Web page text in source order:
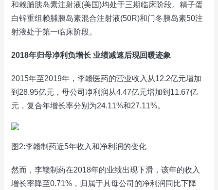
和赖脯胰岛素注射液(美国)均处于三期临床阶段。精子蛋
白锌重组赖脯胰岛素混合注射液(50R)和门冬胰岛素50注
射液处于第一临床阶段。
2018年归母净利负增长 业绩减速后现回暖迹象
2015年至2019年，李赣医药的营业收入从12.2亿元增加
到28.95亿元，母公司净利润从4.47亿元增加到11.67亿
元，复合年增长率分别为24.11%和27.11%。
图2:李赣制药近5年收入和净利润的变化
然而，李赣制药在2018年的业绩出现下滑，该年的收入
增长率降至0.71%，归属于其母公司的净利润同比下降